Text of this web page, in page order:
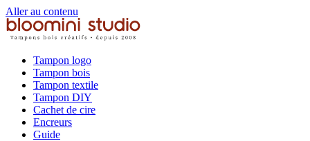
Aller au contenu
Tampon logo
Tampon bois
Tampon textile
Tampon DIY
Cachet de cire
Encreurs
Guide